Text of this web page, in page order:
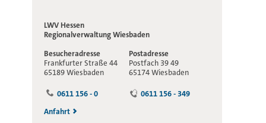
LWV Hessen
RegionalverwaltungWiesbaden
Besucheradresse
Frankfurter Straße 44
65189 Wiesbaden
Postadresse
Postfach 39 49
65174 Wiesbaden
0611 156 - 0
0611 156 - 349
Anfahrt